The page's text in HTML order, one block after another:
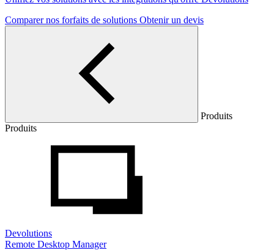
Comparer nos forfaits de solutions Obtenir un devis
Produits
Produits
Devolutions
Remote Desktop Manager